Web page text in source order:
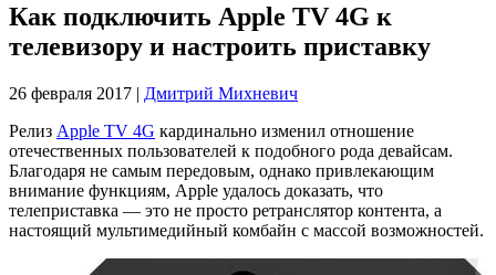
Как подключить Apple TV 4G к
телевизору и настроить приставку
26 февраля 2017 | Дмитрий Михневич
Релиз Apple TV 4G кардинально изменил отношение
отечественных пользователей к подобного рода девайсам.
Благодаря не самым передовым, однако привлекающим
внимание функциям, Apple удалось доказать, что
телеприставка — это не просто ретранслятор контента, а
настоящий мультимедийный комбайн с массой возможностей.